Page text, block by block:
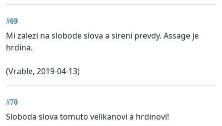
#69
Mi zalezi na slobode slova a sireni prevdy. Assage je
hrdina.
(Vrable, 2019-04-13)
#70
Sloboda slova tomuto velikanovi a hrdinovi!